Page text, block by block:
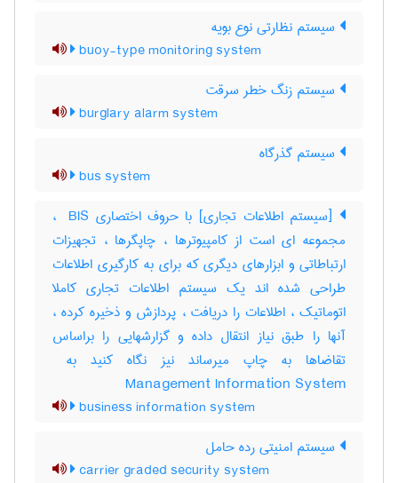
سیستم نظارتی نوع بویه
buoy-type monitoring system
سیستم زنگ خطر سرقت
burglary alarm system
سیستم گذرگاه
bus system
[سیستم اطلاعات تجاری] با حروف اختصاری ‎ BIS ،
مجموعه ای است از کامپیوترها ، چاپگرها ، تجهیزات
ارتباطاتی و ابزارهای دیگری که برای به کارگیری اطلاعات
طراحی شده اند یک سیستم اطلاعات تجاری کاملا
اتوماتیک ، اطلاعات را دریافت ، پردازش و ذخیره کرده ،
آنها را طبق نیاز انتقال داده و گزارشهایی را براساس
Management Information System
business information system
سیستم امنیتی رده حامل
carrier graded security system